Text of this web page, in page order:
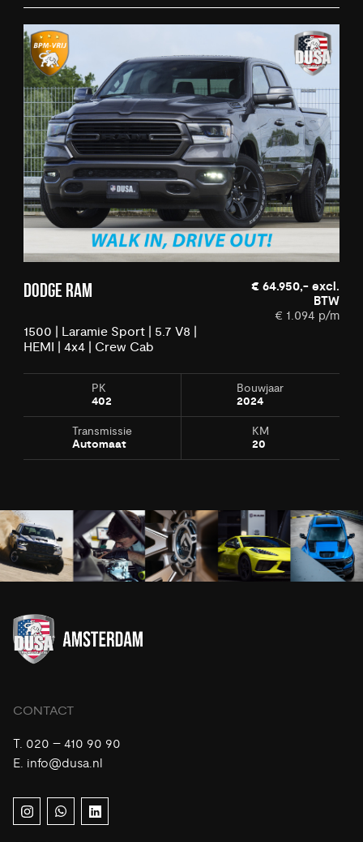
DODGE RAM
1500 | Laramie Sport | 5.7 V8 |
HEMI | 4x4 | Crew Cab
€ 64.950,- excl.
BTW
€ 1.094 p/m
PK
402
Bouwjaar
2024
Transmissie
Automaat
KM
20
CONTACT
T. 020 – 410 90 90
E. info@dusa.nl